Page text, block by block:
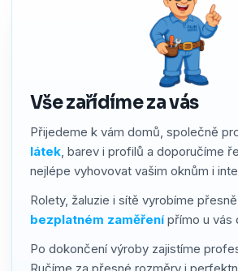
Vše zařídíme za vás
Přijedeme k vám domů, společně
látek, barev i profilů a doporučíme
nejlépe vyhovovat vašim oknům i
Rolety, žaluzie i sítě vyrobíme
bezplatném zaměření přímo u vás
Po dokončení výroby zajistíme